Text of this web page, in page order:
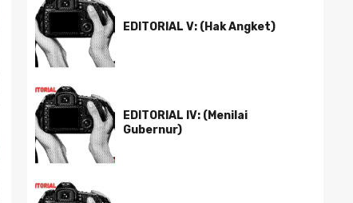
EDITORIAL V: (Hak Angket)
EDITORIAL IV: (Menilai
Gubernur)